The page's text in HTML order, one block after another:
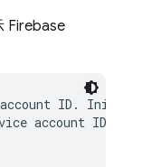
Firebase
ID.
account ID with